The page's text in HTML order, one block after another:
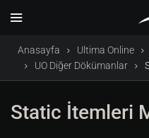
Anasayfa Ultima Online
UO Diğer Dökümanlar
Static İtemleri